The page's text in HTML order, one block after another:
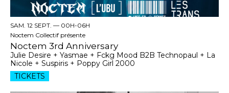
SAM. 12 SEPT. — 00H-06H
Noctem Collectif présente
Noctem 3rd Anniversary
Julie Desire + Yasmae + Fckg Mood B2B Technopaul + La
Nicole + Suspiris + Poppy Girl 2000
TICKETS